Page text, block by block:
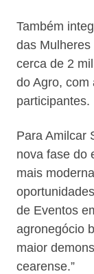
Também
das
cerca de 2
do Agro, com
participantes.
Para Amilcar
nova fase do
mais
de Eventos
agronegócio
maior
cearense.”